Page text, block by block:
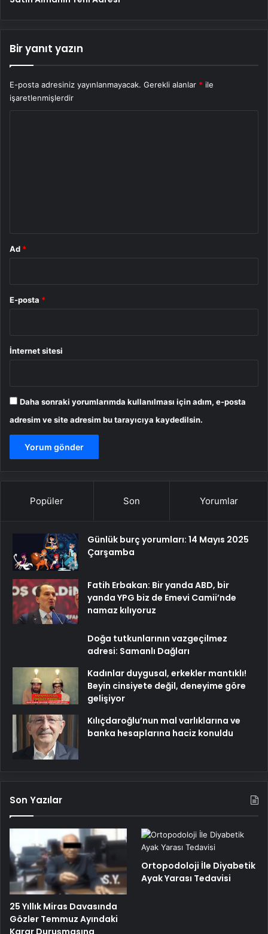
Bir yanıt yazın
E-posta adresiniz yayınlanmayacak. Gerekli alanlar * ile
işaretlenmişlerdir
Ad *
E-posta *
İnternet sitesi
Daha sonraki yorumlarımda kullanılması için adım, e-posta
adresim ve site adresim bu tarayıcıya kaydedilsin.
Popüler Son Yorumlar
Günlük burç yorumları: 14 Mayıs 2025
Çarşamba
Fatih Erbakan: Bir yanda ABD, bir
yanda YPG biz de Emevi Camii’nde
namaz kılıyoruz
Doğa tutkunlarının vazgeçilmez
adresi: Samanlı Dağları
Kadınlar duygusal, erkekler mantıklı!
Beyin cinsiyete değil, deneyime göre
gelişiyor
Kılıçdaroğlu’nun mal varlıklarına ve
banka hesaplarına haciz konuldu
Son Yazılar
25 Yıllık Miras Davasında
Gözler Temmuz Ayındaki
Karar Duruşmasına
Ortopodoloji İle Diyabetik
Ayak Yarası Tedavisi